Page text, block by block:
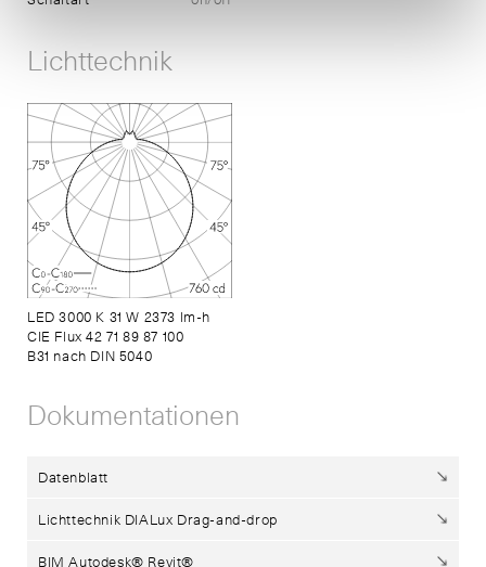
Lichttechnik
LED 3000 K 31 W 2373 lm-h
CIE Flux 42 71 89 87 100
B31 nach DIN 5040
Dokumentationen
Datenblatt
Lichttechnik DIALux Drag-and-drop
BIM Autodesk® Revit®